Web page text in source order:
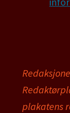
plakatens